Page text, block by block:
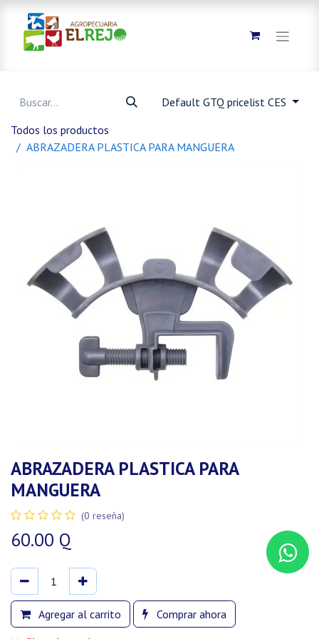
Default GTQ pricelist CES
Todos los productos
ABRAZADERA PLASTICA PARA MANGUERA
ABRAZADERA PLASTICA PARA
MANGUERA
(0 reseña)
60.00 Q
Agregar al carrito
Comprar ahora